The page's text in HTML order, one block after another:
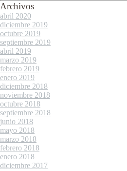
Archivos
abril 2020
diciembre 2019
octubre 2019
septiembre 2019
abril 2019
marzo 2019
febrero 2019
enero 2019
diciembre 2018
noviembre 2018
octubre 2018
septiembre 2018
junio 2018
mayo 2018
marzo 2018
febrero 2018
enero 2018
diciembre 2017